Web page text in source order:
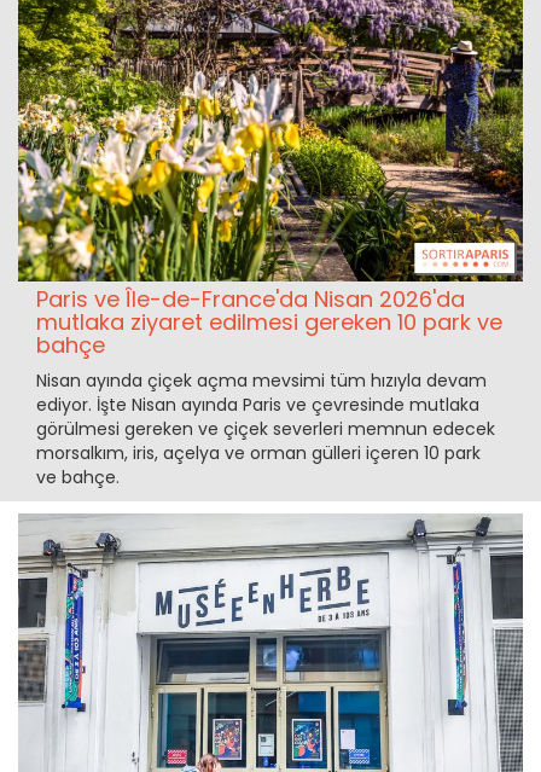
Paris ve Île-de-France'da Nisan 2026'da
mutlaka ziyaret edilmesi gereken 10 park ve
bahçe
Nisan ayında çiçek açma mevsimi tüm hızıyla devam
ediyor. İşte Nisan ayında Paris ve çevresinde mutlaka
görülmesi gereken ve çiçek severleri memnun edecek
morsalkım, iris, açelya ve orman gülleri içeren 10 park
ve bahçe.